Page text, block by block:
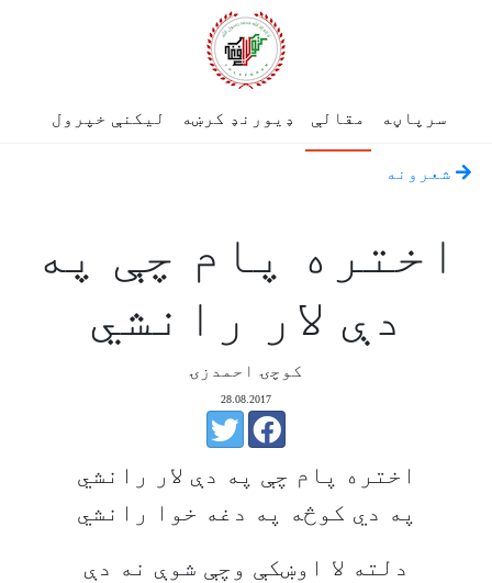
سرپاڼه مقالې ډیورنډ کرښه لیکنې خپرول
شعرونه
اختره پام چې په
دې لار رانشي
کوچۍ احمدزۍ
28.08.2017
اختره پام چې په دې لار رانشي
په دي کوڅه په دغه خوا رانشي
دلته لا اوښکې وچې شوې نه دې